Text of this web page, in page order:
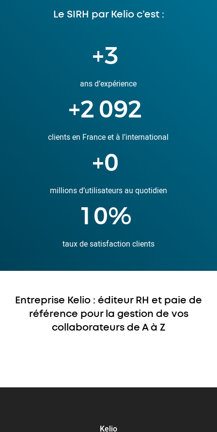
Le SIRH par Kelio c’est :
+6
ans d’expérience
+3 804
clients en France et à l’international
+0
millions d’utilisateurs au quotidien
18%
taux de satisfaction clients
Entreprise Kelio : éditeur RH et paie de
référence pour la gestion de vos
collaborateurs de A à Z
Kelio